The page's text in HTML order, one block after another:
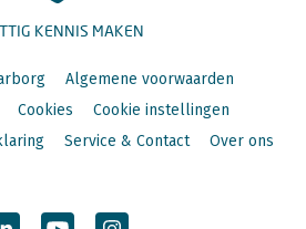
KENNIS MAKEN
Algemene voorwaarden
Cookies
Cookie instellingen
Service & Contact Over ons